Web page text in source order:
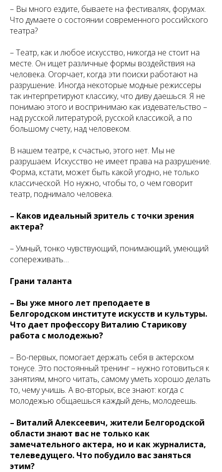
– Вы много ездите, бываете на фестивалях, форумах.
Что думаете о состоянии современного российского
театра?
– Театр, как и любое искусство, никогда не стоит на
месте. Он ищет различные формы воздействия на
человека. Огорчает, когда эти поиски работают на
разрушение. Иногда некоторые модные режиссеры
так интерпретируют классику, что диву даешься. Я не
понимаю этого и воспринимаю как издевательство –
над русской литературой, русской классикой, а по
большому счету, над человеком.
В нашем театре, к счастью, этого нет. Мы не
разрушаем. Искусство не имеет права на разрушение.
Форма, кстати, может быть какой угодно, не только
классической. Но нужно, чтобы то, о чем говорит
театр, поднимало человека.
– Каков идеальный зритель с точки зрения
актера?
– Умный, тонко чувствующий, понимающий, умеющий
сопереживать…
Грани таланта
– Вы уже много лет преподаете в
Белгородском институте искусств и культуры.
Что дает профессору Виталию Старикову
работа с молодежью?
– Во-первых, помогает держать себя в актерском
тонусе. Это постоянный тренинг – нужно готовиться к
занятиям, много читать, самому уметь хорошо делать
то, чему учишь. А во-вторых, все знают: когда с
молодежью общаешься каждый день, молодеешь.
– Виталий Алексеевич, жители Белгородской
области знают вас не только как
замечательного актера, но и как журналиста,
телеведущего. Что побудило вас заняться
этим?